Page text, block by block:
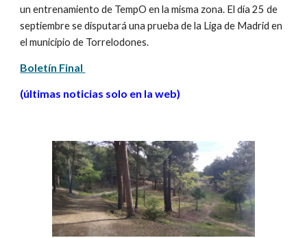
un entrenamiento de TempO en la misma zona. El día 25 de
septiembre se disputará una prueba de la Liga de Madrid en
el municipio de Torrelodones.
Boletín Final
(últimas noticias solo en la web)